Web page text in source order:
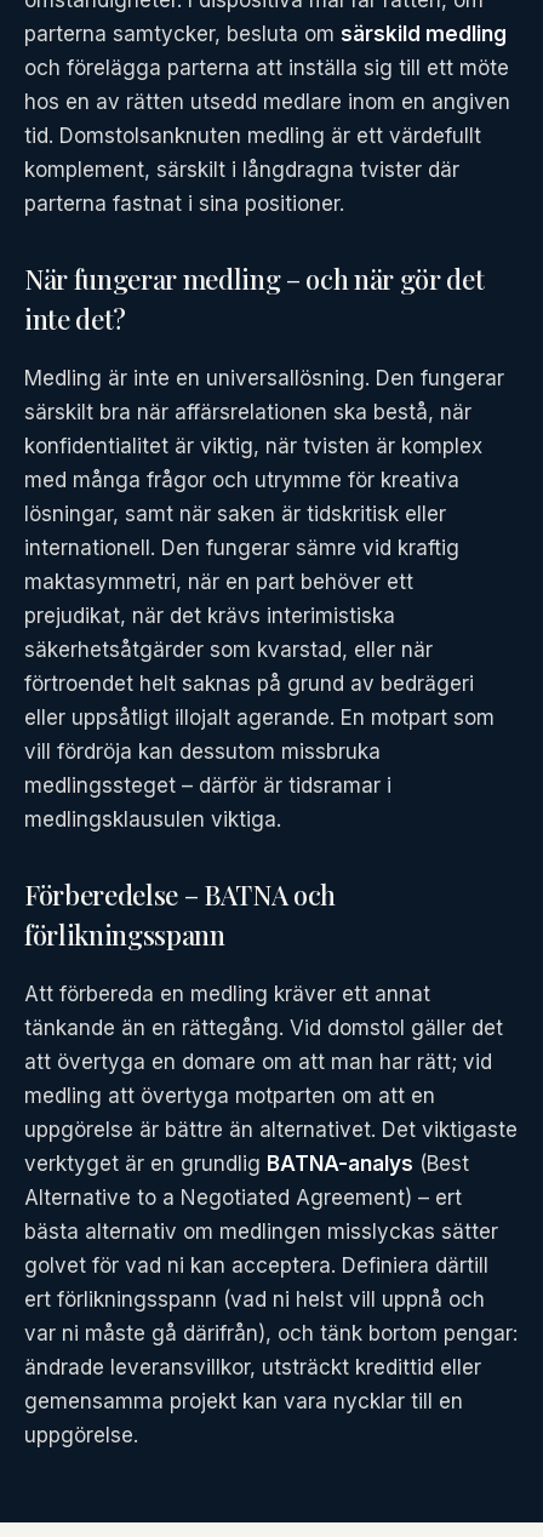
parterna samtycker, besluta om särskild medling
och förelägga parterna att inställa sig till ett möte
hos en av rätten utsedd medlare inom en angiven
tid. Domstolsanknuten medling är ett värdefullt
komplement, särskilt i långdragna tvister där
parterna fastnat i sina positioner.
När fungerar medling – och när gör det
inte det?
Medling är inte en universallösning. Den fungerar
särskilt bra när affärsrelationen ska bestå, när
konfidentialitet är viktig, när tvisten är komplex
med många frågor och utrymme för kreativa
lösningar, samt när saken är tidskritisk eller
internationell. Den fungerar sämre vid kraftig
maktasymmetri, när en part behöver ett
prejudikat, när det krävs interimistiska
säkerhetsåtgärder som kvarstad, eller när
förtroendet helt saknas på grund av bedrägeri
eller uppsåtligt illojalt agerande. En motpart som
vill fördröja kan dessutom missbruka
medlingssteget – därför är tidsramar i
medlingsklausulen viktiga.
Förberedelse – BATNA och
förlikningsspann
Att förbereda en medling kräver ett annat
tänkande än en rättegång. Vid domstol gäller det
att övertyga en domare om att man har rätt; vid
medling att övertyga motparten om att en
uppgörelse är bättre än alternativet. Det viktigaste
verktyget är en grundlig BATNA-analys (Best
Alternative to a Negotiated Agreement) – ert
bästa alternativ om medlingen misslyckas sätter
golvet för vad ni kan acceptera. Definiera därtill
ert förlikningsspann (vad ni helst vill uppnå och
var ni måste gå därifrån), och tänk bortom pengar:
ändrade leveransvillkor, utsträckt kredittid eller
gemensamma projekt kan vara nycklar till en
uppgörelse.